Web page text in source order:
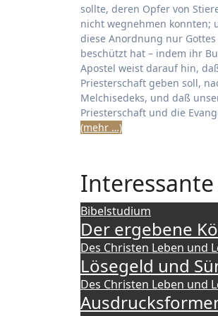
sollte, deren Opfer von
nicht wegnehmen konnten;
diese Anordnung nur
beschützt hat – indem ihr
Apostel weist darauf hin,
Priesterschaft geben soll,
Melchisedeks, und daß
Priesterschaft und die
(mehr …)
Bibelstudium
Der ergebene
Des Christen Leben und
Lösegeld und
Des Christen Leben und